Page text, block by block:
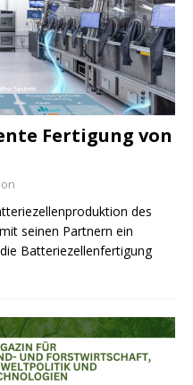
Fertigung von
des
seinen Partnern ein
Batteriezellenfertigung